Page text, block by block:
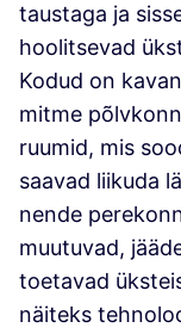
taustaga ja
hoolitsevad
Kodud on
mitme
ruumid, mis
saavad liikuda
nende
muutuvad,
toetavad
näiteks